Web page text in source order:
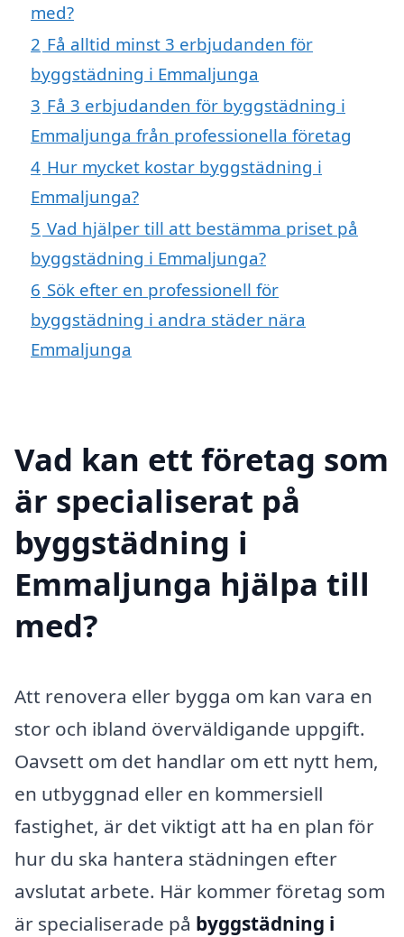
med?
2 Få alltid minst 3 erbjudanden för
byggstädning i Emmaljunga
3 Få 3 erbjudanden för byggstädning i
Emmaljunga från professionella företag
4 Hur mycket kostar byggstädning i
Emmaljunga?
5 Vad hjälper till att bestämma priset på
byggstädning i Emmaljunga?
6 Sök efter en professionell för
byggstädning i andra städer nära
Emmaljunga
Vad kan ett företag som
är specialiserat på
byggstädning i
Emmaljunga hjälpa till
med?
Att renovera eller bygga om kan vara en
stor och ibland överväldigande uppgift.
Oavsett om det handlar om ett nytt hem,
en utbyggnad eller en kommersiell
fastighet, är det viktigt att ha en plan för
hur du ska hantera städningen efter
avslutat arbete. Här kommer företag som
är specialiserade på byggstädning i